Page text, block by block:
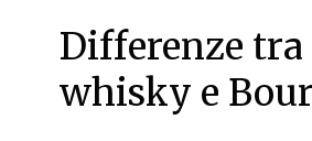
Differenze tra
whisky e